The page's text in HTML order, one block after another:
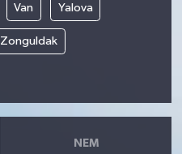
Van Yalova
Zonguldak
NEM